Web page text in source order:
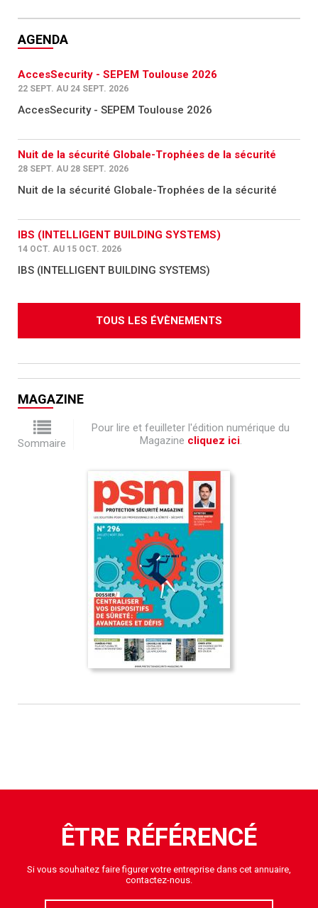
AGENDA
AccesSecurity - SEPEM Toulouse 2026
22 SEPT. AU 24 SEPT. 2026
AccesSecurity - SEPEM Toulouse 2026
Nuit de la sécurité Globale-Trophées de la sécurité
28 SEPT. AU 28 SEPT. 2026
Nuit de la sécurité Globale-Trophées de la sécurité
IBS (INTELLIGENT BUILDING SYSTEMS)
14 OCT. AU 15 OCT. 2026
IBS (INTELLIGENT BUILDING SYSTEMS)
TOUS LES ÉVÈNEMENTS
MAGAZINE
Sommaire
Pour lire et feuilleter l'édition numérique du
Magazine cliquez ici.
ÊTRE RÉFÉRENCÉ
Si vous souhaitez faire figurer votre entreprise dans cet annuaire,
contactez-nous.